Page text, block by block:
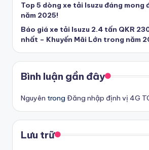
y
T
ín
-
T
m
m
u
Top 5 dòng xe tải Isuzu đáng
năm 2025!
Báo giá xe tải Isuzu 2.4 tấn QKR
nhất – Khuyến Mãi Lớn trong năm
Bình luận gần đây
Nguyên trong Đăng nhập định vị 4G
Lưu trữ